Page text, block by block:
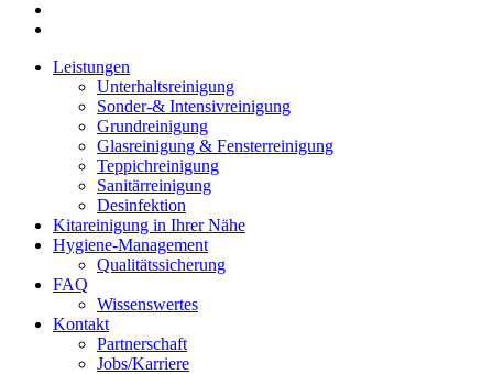
Leistungen
Unterhaltsreinigung
Sonder-& Intensivreinigung
Grundreinigung
Glasreinigung & Fensterreinigung
Teppichreinigung
Sanitärreinigung
Desinfektion
Kitareinigung in Ihrer Nähe
Hygiene-Management
Qualitätssicherung
FAQ
Wissenswertes
Kontakt
Partnerschaft
Jobs/Karriere